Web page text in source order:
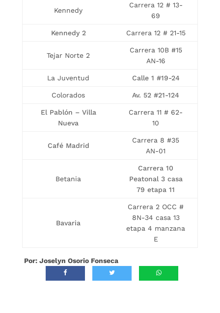
Kennedy
Carrera 12 # 13-
69
Kennedy 2 Carrera 12 # 21-15
Tejar Norte 2
Carrera 10B #15
AN-16
La Juventud Calle 1 #19-24
Colorados Av. 52 #21-124
El Pablón – Villa
Nueva
Carrera 11 # 62-
10
Café Madrid
Carrera 8 #35
AN-01
Betania
Carrera 10
Peatonal 3 casa
79 etapa 11
Bavaria
Carrera 2 OCC #
8N-34 casa 13
etapa 4 manzana
E
Por: Joselyn Osorio Fonseca